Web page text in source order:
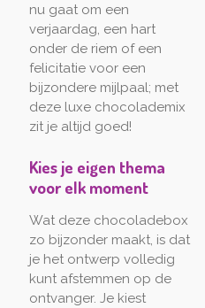
nu gaat om een
verjaardag, een hart
onder de riem of een
felicitatie voor een
bijzondere mijlpaal; met
deze luxe chocolademix
zit je altijd goed!
Kies je eigen thema
voor elk moment
Wat deze chocoladebox
zo bijzonder maakt, is dat
je het ontwerp volledig
kunt afstemmen op de
ontvanger. Je kiest